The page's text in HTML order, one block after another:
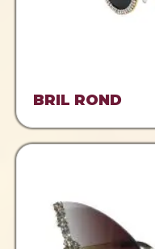
BRIL ROND